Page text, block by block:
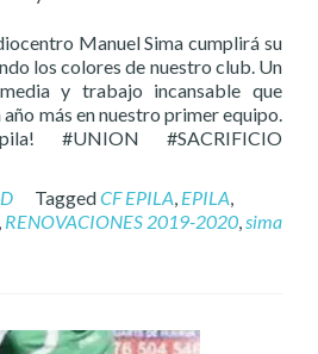
Manuel Sima cumplirá su
los colores de nuestro club. Un
y trabajo incansable que
más en nuestro primer equipo.
#UNION #SACRIFICIO
TaggedCF EPILA, EPILA,
, RENOVACIONES 2019-2020,sima